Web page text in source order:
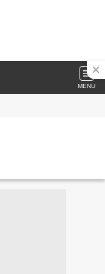
MENU